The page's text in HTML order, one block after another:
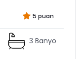
5 puan
3 Banyo